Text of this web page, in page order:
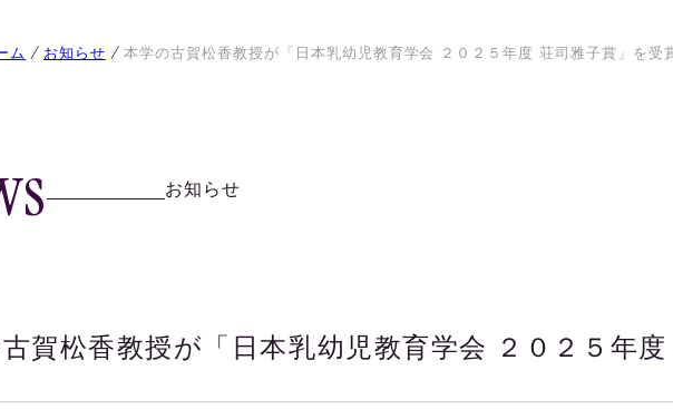
ム お知らせ 本学の古賀松香教授が「日本乳幼児教育学会 ２０２５年度 荘司雅子賞」を受
お知らせ
賀松香教授が「日本乳幼児教育学会 ２０２５年